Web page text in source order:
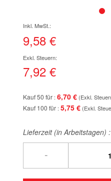
der
Bildgalerie
9,58 €
7,92 €
Kauf 50 für 6,70 €
Kauf 100 für 5,75 €
Lieferzeit (in Arbeitstagen) :
-